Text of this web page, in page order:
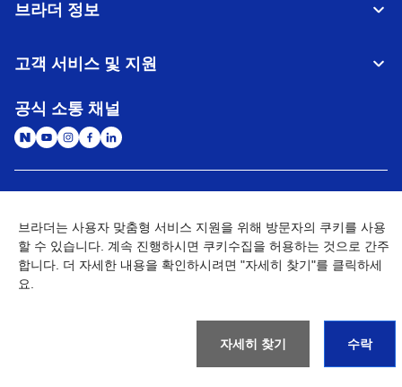
브라더 정보
고객 서비스 및 지원
공식 소통 채널
개인정보처리방침 이용약관
사이트맵
개인정보취급방침 (Brother Industries, Ltd.)
Go to Global Site
브라더는 사용자 맞춤형 서비스 지원을 위해 방문자의 쿠키를 사용
할 수 있습니다. 계속 진행하시면 쿠키수집을 허용하는 것으로 간주
합니다. 더 자세한 내용을 확인하시려면 "자세히 찾기"를 클릭하세
요.
자세히 찾기 수락